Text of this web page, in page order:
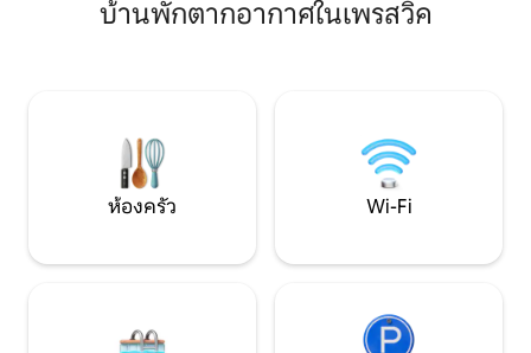
อนุญาตให้เข้าพักได้สูงสุด 8 คน มีบริการ
ใส่กุญแจ ใช้ได้ทั้งเพื่อธุรกิจหรือการพัก
ผ่อน Wi-Fi 1Gb ความเร็วสูง
สะดวกสบายเป็นกั
เพลิดเพลินกับที่สุด
ด้วยทุกอย่างที่หน้
บ้านพักตากอากาศในเพรสวิค
ห้องครัว Wi-Fi